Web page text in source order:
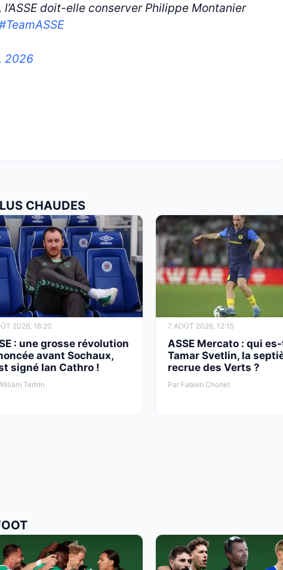
doit-elle conserver Philippe Montanier
2026
CHAUDES
2026, 18:20
: une grosse révolution
avant Sochaux,
signé Ian Cathro !
Tertrin
7 AOÛT 2026, 12:15
ASSE Mercato : qui
Tamar Svetlin, la
recrue des Verts ?
Par Fabien Chorlet